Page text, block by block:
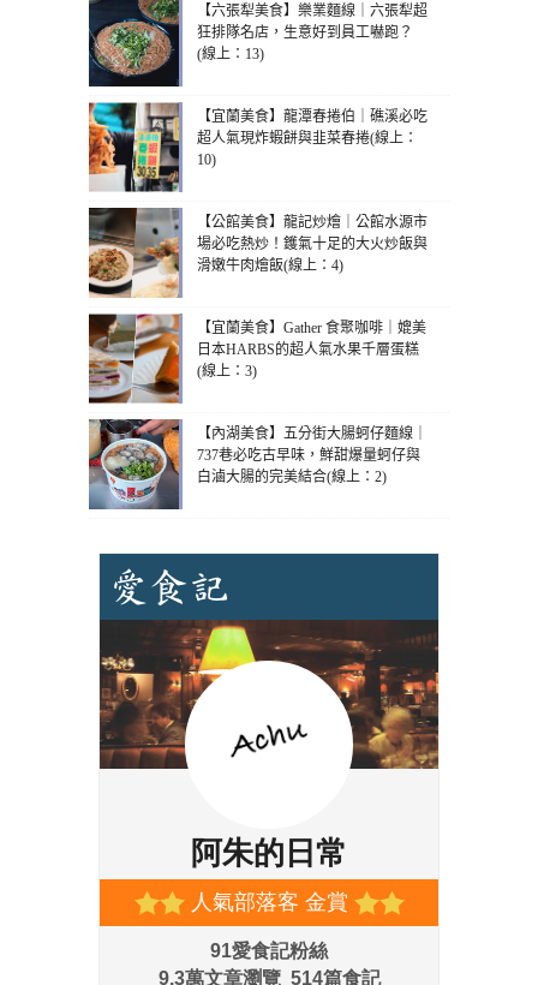
【六張犁美食】樂業麵線｜六張犁超
狂排隊名店，生意好到員工嚇跑？
(線上：13)
【宜蘭美食】龍潭春捲伯｜礁溪必吃
超人氣現炸蝦餅與韭菜春捲(線上：
10)
【公館美食】龍記炒燴｜公館水源市
場必吃熱炒！鑊氣十足的大火炒飯與
滑嫩牛肉燴飯(線上：4)
【宜蘭美食】Gather 食聚咖啡｜媲美
日本HARBS的超人氣水果千層蛋糕
(線上：3)
【內湖美食】五分街大腸蚵仔麵線｜
737巷必吃古早味，鮮甜爆量蚵仔與
白滷大腸的完美結合(線上：2)